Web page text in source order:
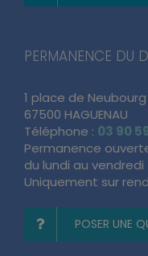
PERMANENCE DU
1 place de Neubourg
67500 HAGUENAU
Téléphone : 03 90
Permanence
du lundi au vendredi
Uniquement sur
POSER UNE